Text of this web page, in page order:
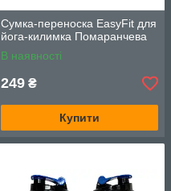
Сумка-переноска EasyFit для
йога-килимка Помаранчева
В наявності
249 ₴
Купити